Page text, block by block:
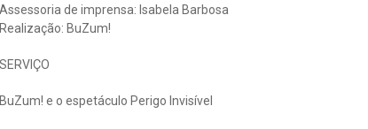
Assessoria de imprensa: Isabela Barbosa
Realização: BuZum!
SERVIÇO
BuZum! e o espetáculo Perigo Invisível